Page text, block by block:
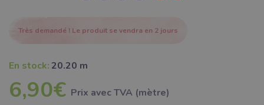
Très demandé ! Le produit se vendra en 2 jours
En stock:20.20 m
6,90€ Prix ​​avec TVA (mètre)